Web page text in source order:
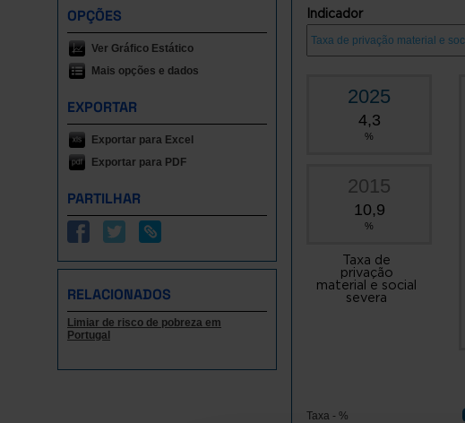
OPÇÕES
Ver Gráfico Estático
Mais opções e dados
EXPORTAR
Exportar para Excel
Exportar para PDF
PARTILHAR
RELACIONADOS
Limiar de risco de pobreza em
Portugal
Indicador
2025
4,3
%
2015
10,9
%
Taxa de
privação
material e social
severa
Taxa - %